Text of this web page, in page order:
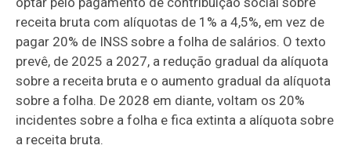
receita bruta com alíquotas de 1% a 4,5%, em vez de
pagar 20% de INSS sobre a folha de salários. O texto
prevê, de 2025 a 2027, a redução gradual da alíquota
sobre a receita bruta e o aumento gradual da alíquota
sobre a folha. De 2028 em diante, voltam os 20%
incidentes sobre a folha e fica extinta a alíquota sobre
a receita bruta.